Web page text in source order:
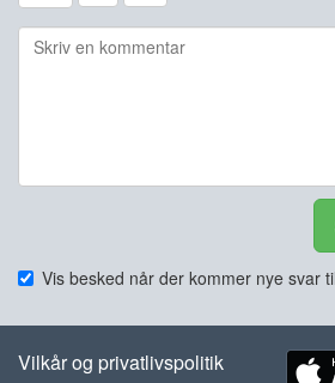
Vis besked når der kommer nye svar
Vilkår og privatlivspolitik